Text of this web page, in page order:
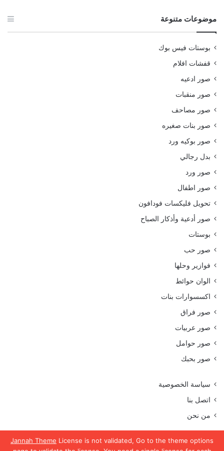
Jannah Theme License is not validated, Go to the theme options
موضوعات متنوعة
بوستات فيس بوك
قفشات افلام
صور ادعيه
صور منقبات
صور مصاحف
صور بنات صغيره
صور بوكيه ورد
بدل رجالي
صور ورد
صور اطفال
تحويل فليكسات فودافون
صور أدعية وأذكار الصباح
بوستات
صور حب
فوازير وحلها
الوان حوائط
اكسسوارات بنات
صور فراق
صور عربيات
صور حوامل
صور بحبك
سياسة الخصوصية
اتصل بنا
من نحن